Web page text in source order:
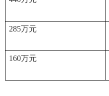
285万元
160万元